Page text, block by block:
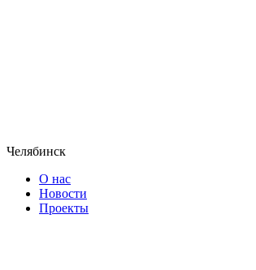
Челябинск
О нас
Новости
Проекты